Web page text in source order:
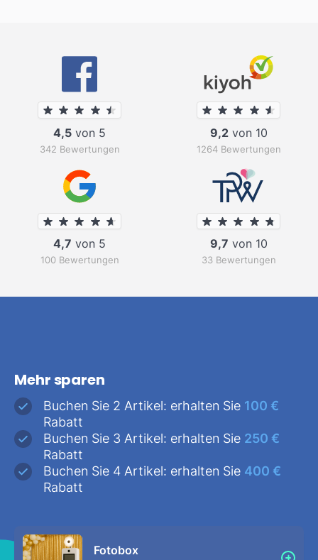
4,5 von 5
342 Bewertungen
9,2von 10
1264 Bewertungen
4,7 von 5
100 Bewertungen
9,7 von 10
33 Bewertungen
Mehr sparen
Buchen Sie 2 Artikel: erhalten Sie 100 €
Rabatt
Buchen Sie 3 Artikel: erhalten Sie 250 €
Rabatt
Buchen Sie 4 Artikel: erhalten Sie 400 €
Rabatt
Fotobox